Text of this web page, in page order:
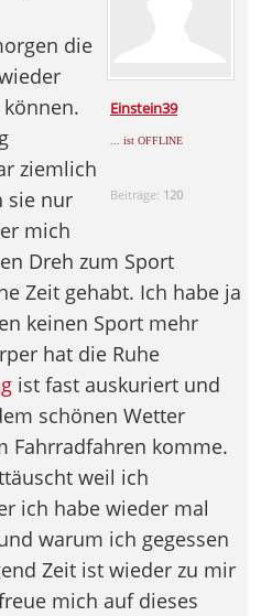
Einstein39
... ist OFFLINE
Beiträge: 120
die
ziemlich
sie nur
mich
Dreh zum Sport
Zeit gehabt. Ich habe ja
keinen Sport mehr
hat die Ruhe
ist fast auskuriert und
schönen Wetter
Fahrradfahren komme.
weil ich
ich habe wieder mal
warum ich gegessen
Zeit ist wieder zu mir
mich auf dieses